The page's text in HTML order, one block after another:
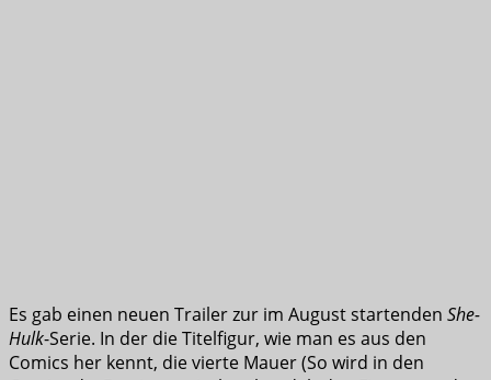
Es gab einen neuen Trailer zur im August startenden She-
Hulk-Serie. In der die Titelfigur, wie man es aus den
Comics her kennt, die vierte Mauer (So wird in den